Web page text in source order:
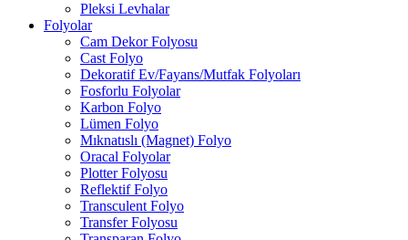
Pleksi Levhalar
Folyolar
Cam Dekor Folyosu
Cast Folyo
Dekoratif Ev/Fayans/Mutfak Folyoları
Fosforlu Folyolar
Karbon Folyo
Lümen Folyo
Mıknatıslı (Magnet) Folyo
Oracal Folyolar
Plotter Folyosu
Reflektif Folyo
Transculent Folyo
Transfer Folyosu